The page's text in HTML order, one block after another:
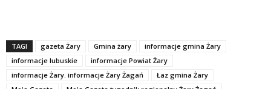
TAGI gazeta Żary Gmina żary
informacje gmina Żary
informacje lubuskie
informacje Powiat Żary
informacje Żary. informacje Żary Żagań
Łaz gmina Żary